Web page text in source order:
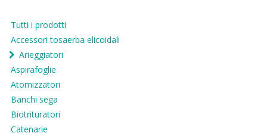
Tutti i prodotti
Accessori tosaerba elicoidali
Arieggiatori
Aspirafoglie
Atomizzatori
Banchi sega
Biotrituratori
Catenarie